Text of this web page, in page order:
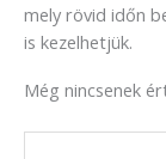
mely rövid időn
is kezelhetjük.
Még nincsenek